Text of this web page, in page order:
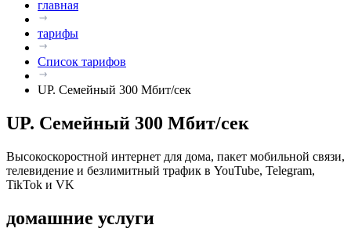
главная
тарифы
Список тарифов
UP. Семейный 300 Мбит/сек
UP. Семейный 300 Мбит/сек
Высокоскоростной интернет для дома, пакет мобильной связи,
телевидение и безлимитный трафик в YouTube, Telegram,
TikTok и VK
домашние услуги